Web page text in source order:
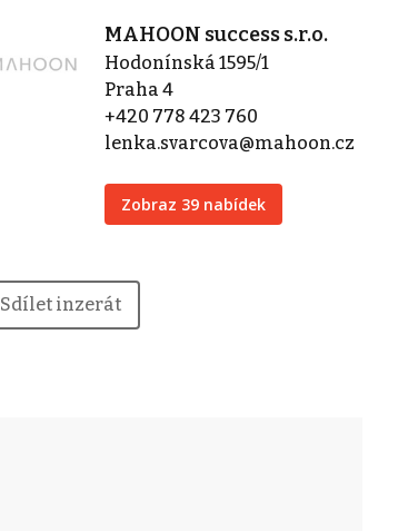
MAHOON success s.r.o.
Hodonínská 1595/1
Praha 4
+420 778 423 760
lenka.svarcova@mahoon.cz
Zobraz 39 nabídek
Sdílet inzerát